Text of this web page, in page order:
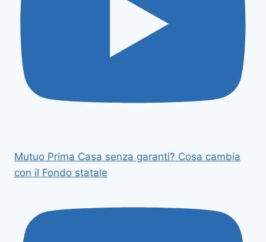
Mutuo Prima Casa senza garanti? Cosa cambia
con il Fondo statale